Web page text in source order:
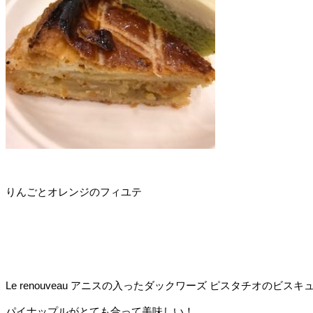
りんごとオレンジのフィユテ
Le renouveau アニスの入ったダックワーズ ピスタチオのビスキ